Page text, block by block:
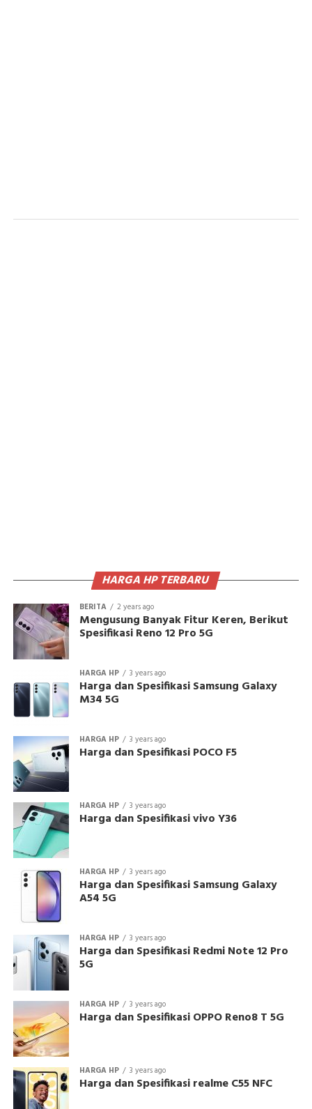
HARGA HP TERBARU
BERITA 2 years ago
Mengusung Banyak Fitur Keren, Berikut
Spesifikasi Reno 12 Pro 5G
HARGA HP 3 years ago
Harga dan Spesifikasi Samsung Galaxy
M34 5G
HARGA HP 3 years ago
Harga dan Spesifikasi POCO F5
HARGA HP 3 years ago
Harga dan Spesifikasi vivo Y36
HARGA HP 3 years ago
Harga dan Spesifikasi Samsung Galaxy
A54 5G
HARGA HP 3 years ago
Harga dan Spesifikasi Redmi Note 12 Pro
5G
HARGA HP 3 years ago
Harga dan Spesifikasi OPPO Reno8 T 5G
HARGA HP 3 years ago
Harga dan Spesifikasi realme C55 NFC